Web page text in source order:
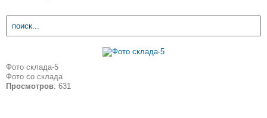
Фото склада-5
Фото со склада
Просмотров: 631